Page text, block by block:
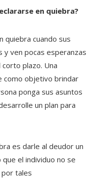
en quiebra?
quiebra cuando sus
y ven pocas esperanzas
plazo. Una
como objetivo brindar
ponga sus asuntos
un plan para
es darle al deudor un
que el individuo no se
tales